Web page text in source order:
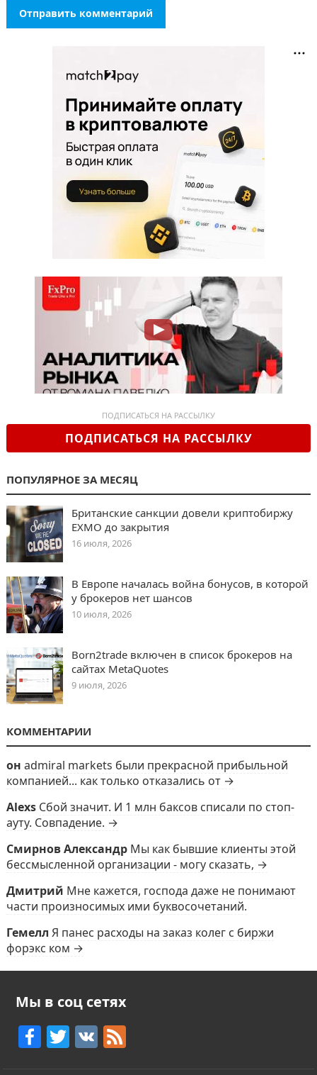
ПОДПИСАТЬСЯ НА РАССЫЛКУ
ПОДПИСАТЬСЯ НА РАССЫЛКУ
ПОПУЛЯРНОЕ ЗА МЕСЯЦ
Британские санкции довели криптобиржу
EXMO до закрытия
16 июля, 2026
В Европе началась война бонусов, в которой
у брокеров нет шансов
10 июля, 2026
Born2trade включен в список брокеров на
сайтах MetaQuotes
9 июля, 2026
КОММЕНТАРИИ
он admiral markets были прекрасной прибыльной
компанией... как только отказались от →
Alexs Сбой значит. И 1 млн баксов списали по стоп-
ауту. Совпадение. →
Смирнов Александр Мы как бывшие клиенты этой
бессмысленной организации - могу сказать, →
Дмитрий Мне кажется, господа даже не понимают
части произносимых ими буквосочетаний.
Гемелл Я панес расходы на заказ колег с биржи
форэкс ком →
Мы в соц сетях
F T V F